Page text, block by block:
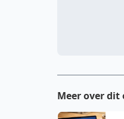
Meer over dit